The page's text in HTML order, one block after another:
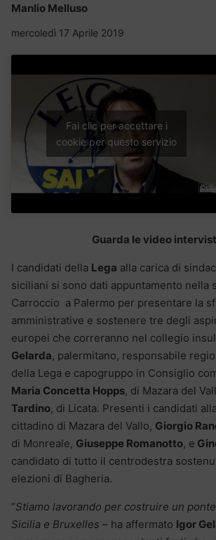
Manlio Melluso
mercoledì 17 Aprile 2019
Fai clic per accettare i
cookie per questo servizio
Guarda le video
I candidati della Lega alla carica di
siciliani si sono dati appuntamento nella
Carroccio a Palermo per presentare la
amministrative e sostenere tre degli
europei che correranno nel collegio
Gelarda, palermitano, responsabile
della Lega e capogruppo in Consiglio
Maria Concetta Hopps, di Mazara del
Tardino, di Licata. Presenti i candidati
cittadino di Mazara del Vallo, Giorgio
di Monreale, Giuseppe Romanotto, e
candidato di tutto il centrodestra
elezioni di Bagheria.
“Stiamo lavorando per costruire un
Sicilia e Bruxelles – ha affermato Igor